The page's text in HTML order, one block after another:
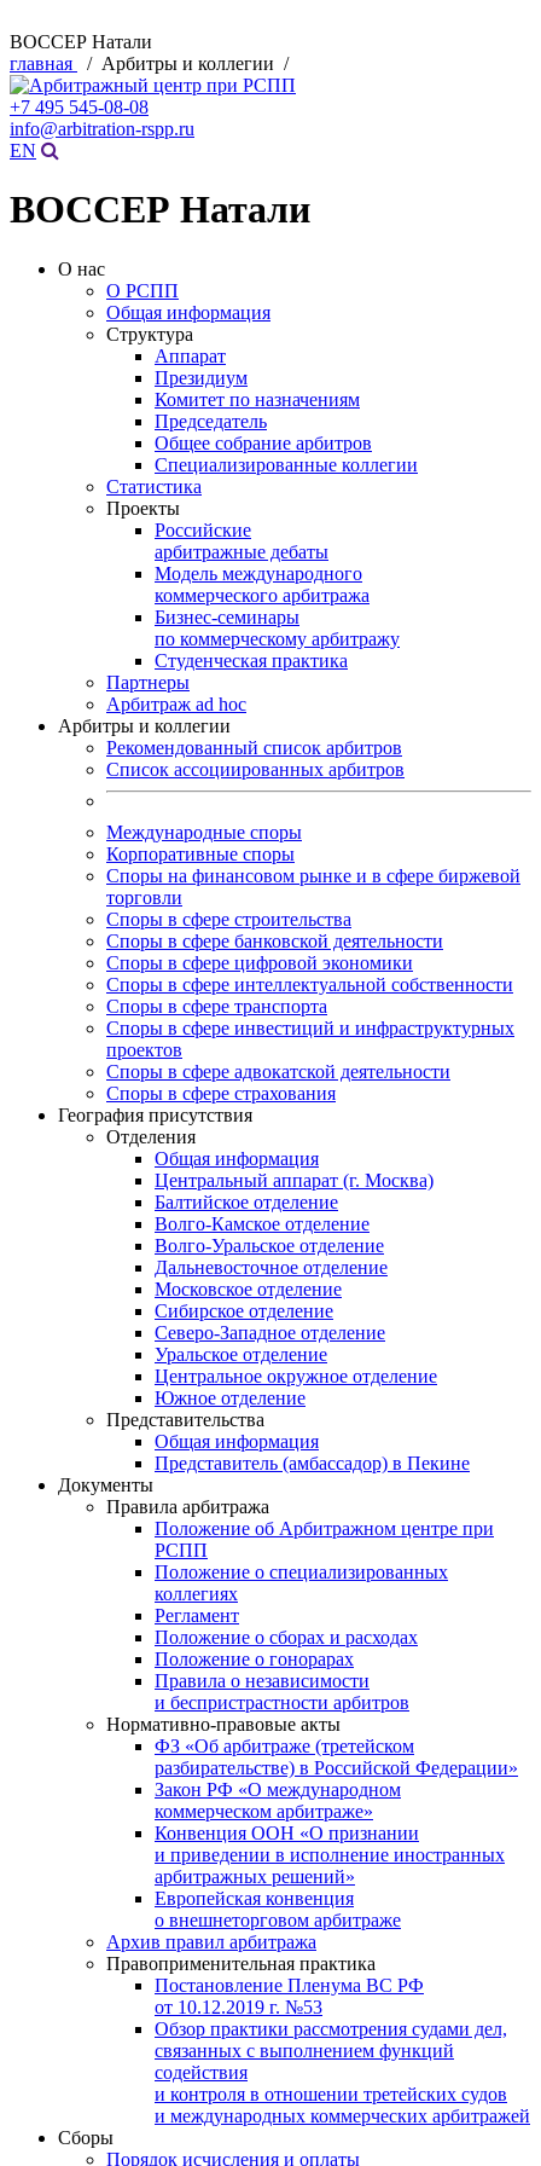
ВОССЕР Натали
главная
/ Арбитры и коллегии /
+7 495 545-08-08
info@arbitration-rspp.ru
EN
ВОССЕР Натали
О нас
О РСПП
Общая информация
Структура
Аппарат
Президиум
Комитет по назначениям
Председатель
Общее собрание арбитров
Специализированные коллегии
Статистика
Проекты
Российские
арбитражные дебаты
Модель международного
коммерческого арбитража
Бизнес-семинары
по коммерческому арбитражу
Студенческая практика
Партнеры
Арбитраж ad hoc
Арбитры и коллегии
Рекомендованный список арбитров
Список ассоциированных арбитров
Международные споры
Корпоративные споры
Споры на финансовом рынке и в сфере биржевой
торговли
Споры в сфере строительства
Споры в сфере банковской деятельности
Споры в сфере цифровой экономики
Споры в сфере интеллектуальной собственности
Споры в сфере транспорта
Cпоры в сфере инвестиций и инфраструктурных
проектов
Споры в сфере адвокатской деятельности
Споры в сфере страхования
География присутствия
Отделения
Общая информация
Центральный аппарат (г. Москва)
Балтийское отделение
Волго-Камское отделение
Волго-Уральское отделение
Дальневосточное отделение
Московское отделение
Сибирское отделение
Северо-Западное отделение
Уральское отделение
Центральное окружное отделение
Южное отделение
Представительства
Общая информация
Представитель (амбассадор) в Пекине
Документы
Правила арбитража
Положение об Арбитражном центре при
РСПП
Положение о специализированных
коллегиях
Регламент
Положение о сборах и расходах
Положение о гонорарах
Правила о независимости
и беспристрастности арбитров
Нормативно-правовые акты
ФЗ «Об арбитраже (третейском
разбирательстве) в Российской Федерации»
Закон РФ «О международном
коммерческом арбитраже»
Конвенция ООН «О признании
и приведении в исполнение иностранных
арбитражных решений»
Европейская конвенция
о внешнеторговом арбитраже
Архив правил арбитража
Правоприменительная практика
Постановление Пленума ВС РФ
от 10.12.2019 г. №53
Обзор практики рассмотрения судами дел,
связанных с выполнением функций
содействия
и контроля в отношении третейских судов
и международных коммерческих арбитражей
Сборы
Порядок исчисления и оплаты